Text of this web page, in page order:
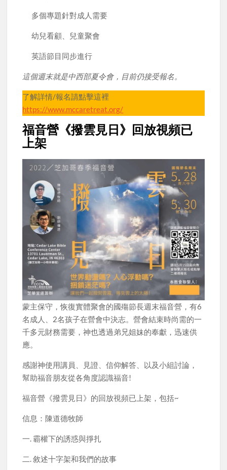
多個專題針對成人需要
幼兒看顧、兒童聚會
英語節目同步進行
這個週末就是中西部夏令會，目前仍接受報名。
了解詳情/報名請點擊這裡
https://www.mccaretreat.org/
福音營《撥雲見日》回放視頻已
上架
蒙主保守，恢復實體聚會的國殤節長週末福音營，有6
名成人、2名孩子在營會中決志。營會結束時尚需的一
千多元財務需要，神也透過弟兄姐妹的奉獻，迅速供
應。
感謝神使用講員、見證、信仰解答、以及小組討論，
幫助福音朋友從各角度認識福音!
福音營《撥雲見日》的回放視頻已上架，包括~
信息：陳道德牧師
一. 霸權下的誘惑與掙扎
二. 敘述十字架和我們的故事